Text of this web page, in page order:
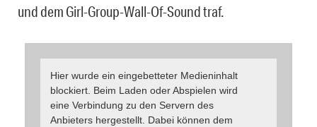
und dem Girl-Group-Wall-Of-Sound traf.
Hier wurde ein eingebetteter Medieninhalt
blockiert. Beim Laden oder Abspielen wird
eine Verbindung zu den Servern des
Anbieters hergestellt. Dabei können dem